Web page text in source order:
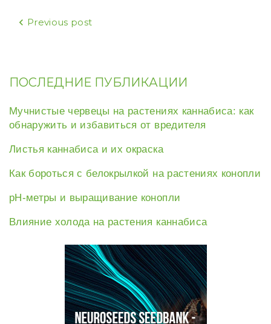
Навигация
Previous post
ПОСЛЕДНИЕ ПУБЛИКАЦИИ
Мучнистые червецы на растениях каннабиса: как
обнаружить и избавиться от вредителя
Листья каннабиса и их окраска
Как бороться с белокрылкой на растениях конопли
рН-метры и выращивание конопли
Влияние холода на растения каннабиса